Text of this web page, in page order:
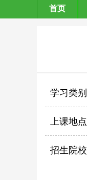
首页
学习类别
上课地点
招生院校